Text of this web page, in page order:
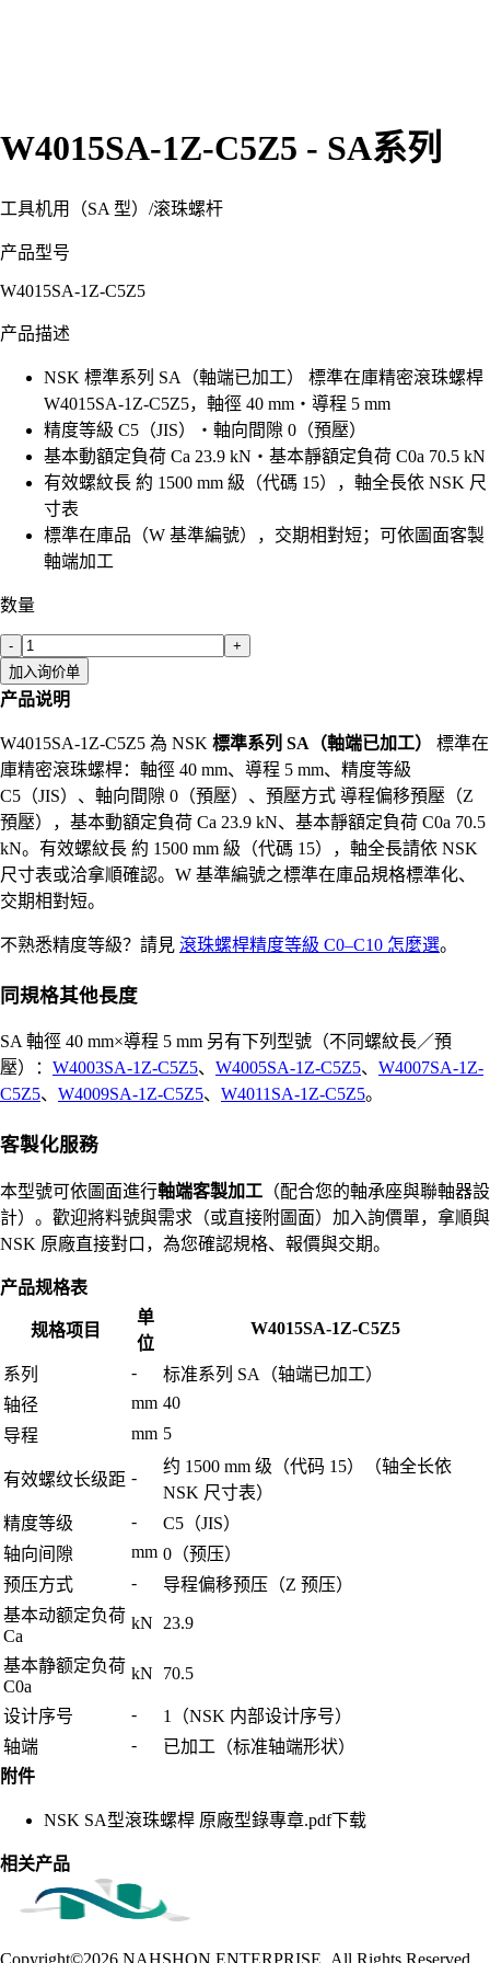
W4015SA-1Z-C5Z5 - SA系列
工具机用（SA 型） /滚珠螺杆
产品型号
W4015SA-1Z-C5Z5
产品描述
NSK 標準系列 SA（軸端已加工） 標準在庫精密滾珠螺桿
W4015SA-1Z-C5Z5，軸徑 40 mm・導程 5 mm
精度等級 C5（JIS）・軸向間隙 0（預壓）
基本動額定負荷 Ca 23.9 kN・基本靜額定負荷 C0a 70.5 kN
有效螺紋長 約 1500 mm 級（代碼 15），軸全長依 NSK 尺
寸表
標準在庫品（W 基準編號），交期相對短；可依圖面客製
軸端加工
数量
-
+
加入询价单
产品说明
W4015SA-1Z-C5Z5 為 NSK 標準系列 SA（軸端已加工）
標準在
庫精密滾珠螺桿：軸徑 40 mm、導程 5 mm、精度等級
C5（JIS）、軸向間隙 0（預壓）、預壓方式 導程偏移預壓（Z
預壓），基本動額定負荷 Ca 23.9 kN、基本靜額定負荷 C0a 70.5
kN。有效螺紋長 約 1500 mm 級（代碼 15），軸全長請依 NSK
尺寸表或洽拿順確認。W 基準編號之標準在庫品規格標準化、
交期相對短。
不熟悉精度等級？請見 滾珠螺桿精度等級 C0–C10 怎麼選。
同規格其他長度
SA 軸徑 40 mm×導程 5 mm 另有下列型號（不同螺紋長／預
壓）： W4003SA-1Z-C5Z5、 W4005SA-1Z-C5Z5、 W4007SA-1Z-
C5Z5、 W4009SA-1Z-C5Z5、 W4011SA-1Z-C5Z5。
客製化服務
本型號可依圖面進行軸端客製加工 （配合您的軸承座與聯軸器設
計）。歡迎將料號與需求（或直接附圖面）加入詢價單，拿順與
NSK 原廠直接對口，為您確認規格、報價與交期。
产品规格表
规格项目
单
位
W4015SA-1Z-C5Z5
系列 -
标准系列 SA（轴端已加工）
轴径
mm 40
导程
mm 5
有效螺纹长级距 -
约 1500 mm 级（代码 15）（轴全长依
NSK 尺寸表）
精度等级
-
C5（JIS）
轴向间隙
mm 0（预压）
预压方式
-
导程偏移预压（Z 预压）
基本动额定负荷
Ca
kN 23.9
基本静额定负荷
C0a
kN 70.5
设计序号 -
1（NSK 内部设计序号）
轴端
-
已加工（标准轴端形状）
附件
NSK SA型滾珠螺桿 原廠型錄專章.pdf下载
相关产品
Copyright©2026 NAHSHON ENTERPRISE .All Rights Reserved.